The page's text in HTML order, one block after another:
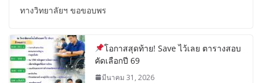
ทางวิทยาลัยฯ ขอขอบพร
โอกาสสุดท้าย! Save ไว้เลย ตารางสอบ
คัดเลือกปี 69
มีนาคม 31, 2026